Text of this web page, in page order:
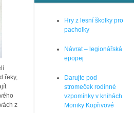
řeky,
z
Hry z lesní školky pro
pacholky
Návrat – legionářská
epopej
Darujte pod
stromeček rodinné
vzpomínky v knihách
Moniky Kopřivové